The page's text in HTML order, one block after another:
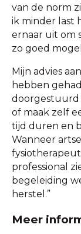
van de norm
ik minder last
ernaar uit om
zo goed
Mijn advies
hebben
doorgestuurd
of maak zelf
tijd duren en
Wanneer
professional
begeleiding
herstel.”
Meer